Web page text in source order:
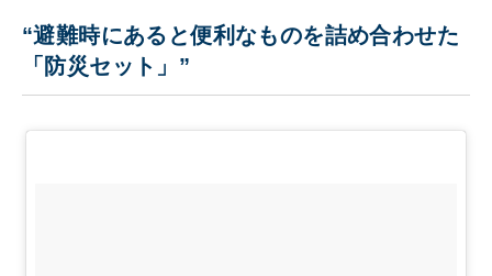
“避難時にあると便利なものを詰め合わせた
「防災セット」”